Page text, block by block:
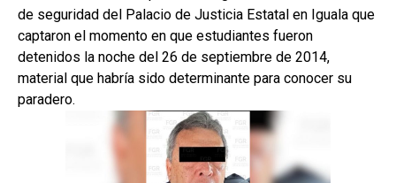
de seguridad del Palacio de Justicia Estatal en Iguala que
captaron el momento en que estudiantes fueron
detenidos la noche del 26 de septiembre de 2014,
material que habría sido determinante para conocer su
paradero.